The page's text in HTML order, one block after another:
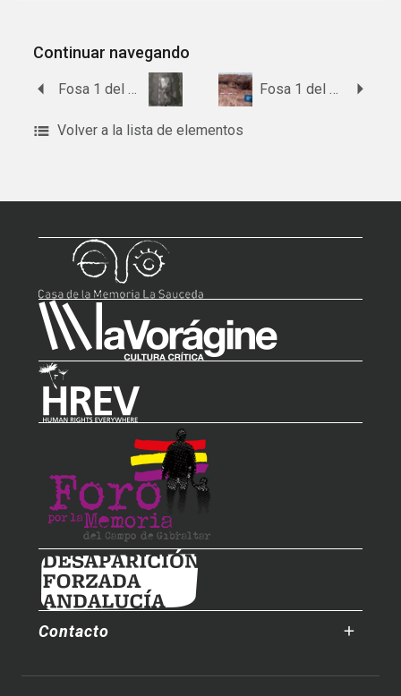
Continuar navegando
Fosa 1 del cementerio de Cártama. Fosa 1 del cementerio de Campillos
Volver a la lista de elementos
Contacto